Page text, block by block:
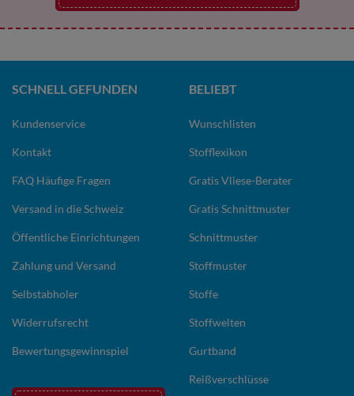
SCHNELL GEFUNDEN
Kundenservice
Kontakt
FAQ Häufige Fragen
Versand in die Schweiz
Öffentliche Einrichtungen
Zahlung und Versand
Selbstabholer
Widerrufsrecht
Bewertungsgewinnspiel
BELIEBT
Wunschlisten
Stofflexikon
Gratis Vliese-Berater
Gratis Schnittmuster
Schnittmuster
Stoffmuster
Stoffe
Stoffwelten
Gurtband
Reißverschlüsse